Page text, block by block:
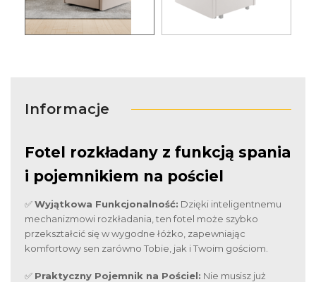
Informacje
Fotel rozkładany z funkcją spania
i pojemnikiem na pościel
✅Wyjątkowa Funkcjonalność: Dzięki inteligentnemu
mechanizmowi rozkładania, ten fotel może szybko
przekształcić się w wygodne łóżko, zapewniając
komfortowy sen zarówno Tobie, jak i Twoim gościom.
✅ Praktyczny Pojemnik na Pościel: Nie musisz już